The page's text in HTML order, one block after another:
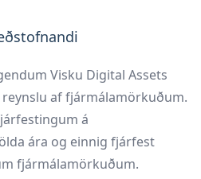
Visku Digital Assets
af fjármálamörkuðum.
á
ára og einnig fjárfest
fjármálamörkuðum.